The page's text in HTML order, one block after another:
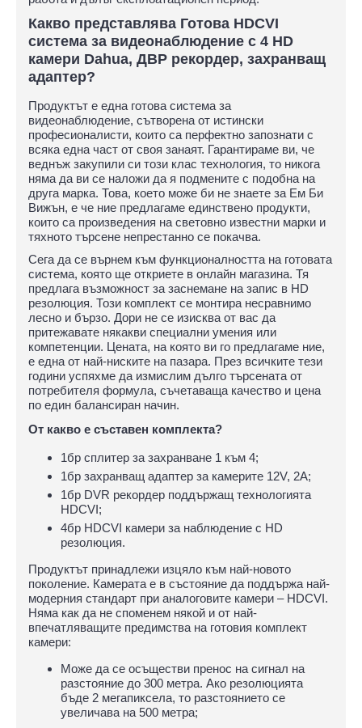
Какво представлява Готова HDCVI
система за видеонаблюдение с 4 HD
камери Dahua, ДВР рекордер, захранващ
адаптер?
Продуктът е една готова система за
видеонаблюдение, сътворена от истински
професионалисти, които са перфектно запознати с
всяка една част от своя занаят. Гарантираме ви, че
веднъж закупили си този клас технология, то никога
няма да ви се наложи да я подмените с подобна на
друга марка. Това, което може би не знаете за Ем Би
Вижън, е че ние предлагаме единствено продукти,
които са произведения на световно известни марки и
тяхното търсене непрестанно се покачва.
Сега да се върнем към функционалността на готовата
система, която ще откриете в онлайн магазина. Тя
предлага възможност за заснемане на запис в HD
резолюция. Този комплект се монтира несравнимо
лесно и бързо. Дори не се изисква от вас да
притежавате някакви специални умения или
компетенции. Цената, на която ви го предлагаме ние,
е една от най-ниските на пазара. През всичките тези
години успяхме да измислим дълго търсената от
потребителя формула, съчетаваща качество и цена
по един балансиран начин.
От какво е съставен комплекта?
1бр сплитер за захранване 1 към 4;
1бр захранващ адаптер за камерите 12V, 2A;
1бр DVR рекордер поддържащ технологията
HDCVI;
4бр HDCVI камери за наблюдение с HD
резолюция.
Продуктът принадлежи изцяло към най-новото
поколение. Камерата е в състояние да поддържа най-
модерния стандарт при аналоговите камери – HDCVI.
Няма как да не споменем някой и от най-
впечатляващите предимства на готовия комплект
камери:
Може да се осъществи пренос на сигнал на
разстояние до 300 метра. Ако резолюцията
бъде 2 мегапиксела, то разстоянието се
увеличава на 500 метра;